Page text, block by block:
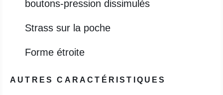
boutons-pression dissimulés
Strass sur la poche
Forme étroite
AUTRES CARACTÉRISTIQUES